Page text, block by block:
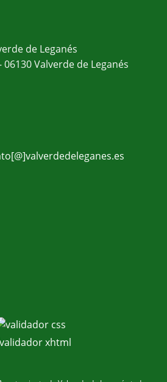
de Leganés
Valverde de Leganés